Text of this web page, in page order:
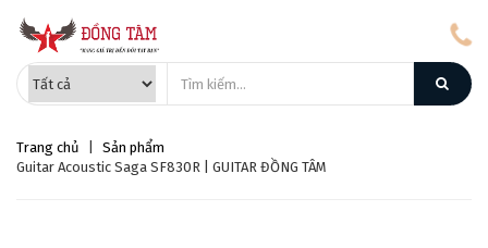
Trang chủ
Sản phẩm
Guitar Acoustic Saga SF830R | GUITAR ĐỒNG TÂM